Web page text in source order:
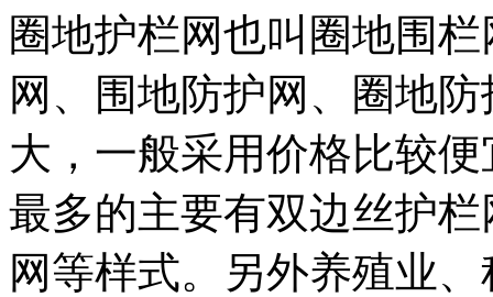
圈地护栏网也叫圈地围
网、围地防护网、圈地
大，一般采用价格比较
最多的主要有双边丝护
网等样式。另外养殖业